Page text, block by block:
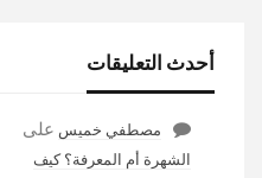
أحدث التعليقات
مصطفي خميس على
الشهرة أم المعرفة؟ كيف